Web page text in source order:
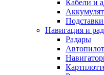
Кабели и
Навигация и
Радары